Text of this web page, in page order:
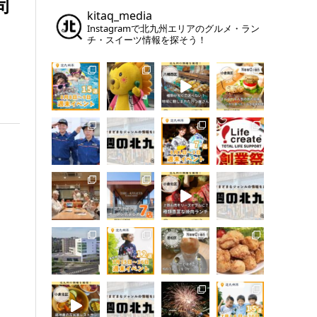
kitaq_media
Instagramで北九州エリアのグルメ・ラン
チ・スイーツ情報を探そう！